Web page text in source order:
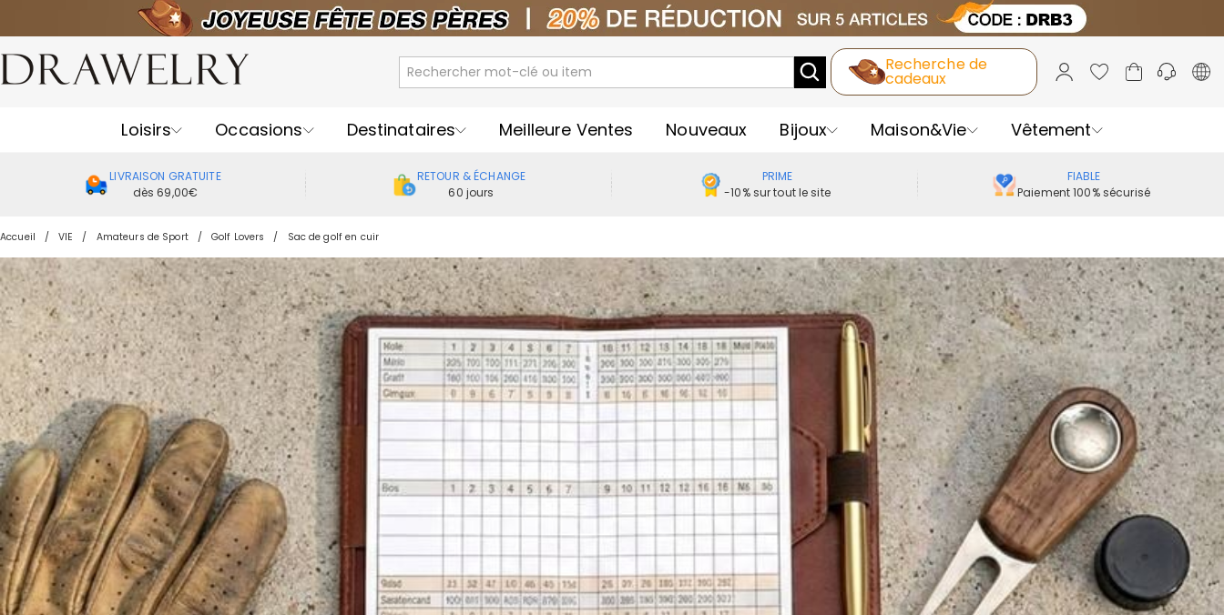
Recherche de
cadeaux
Loisirs Occasions Destinataires Meilleure Ventes Nouveaux Bijoux Maison&Vie Vêtement
LIVRAISON GRATUITE
dès 69,00€
RETOUR & ÉCHANGE
60 jours
PRIME
-10% sur tout le site
FIABLE
Paiement 100% sécurisé
Accueil VIE Amateurs de Sport Golf Lovers Sac de golf en cuir